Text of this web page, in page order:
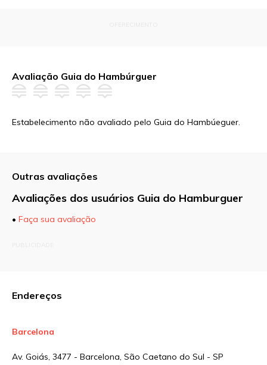
Avaliação Guia do Hambúrguer
Estabelecimento não avaliado pelo Guia do Hambúeguer.
Outras avaliações
Avaliações dos usuários Guia do Hamburguer
• Faça sua avaliação
Endereços
Barcelona
Av. Goiás, 3477 - Barcelona, São Caetano do Sul - SP